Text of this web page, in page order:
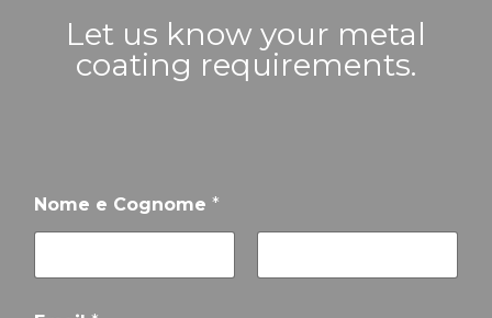
Let us know your metal
coating requirements.
Nome e Cognome *